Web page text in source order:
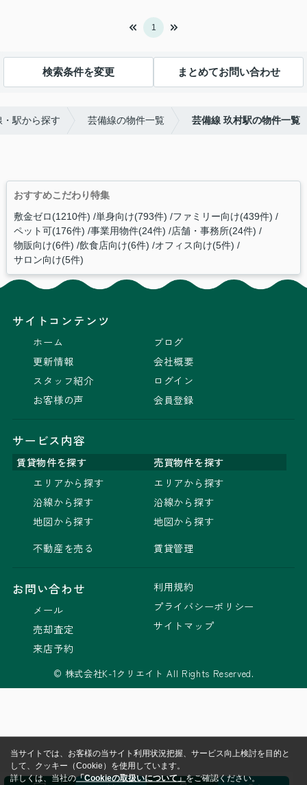
1
検索条件を変更 まとめてお問い合わせ
・駅から探す 芸備線の物件一覧 芸備線 玖村駅の物件一覧
おすすめこだわり特集
敷金ゼロ(1210件) 単身向け(793件) ファミリー向け(439件)
ペット可(176件) 事業用物件(24件) 店舗・事務所(24件)
物販向け(6件) 飲食店向け(6件) オフィス向け(5件)
サロン向け(5件)
サイトコンテンツ
ホーム
更新情報
スタッフ紹介
お客様の声
ブログ
会社概要
ログイン
会員登録
サービス内容
賃貸物件を探す
売買物件を探す
エリアから探す
沿線から探す
地図から探す
不動産を売る
エリアから探す
沿線から探す
地図から探す
賃貸管理
お問い合わせ
メール
売却査定
来店予約
利用規約
プライバシーポリシー
サイトマップ
© 株式会社K-1クリエイト All Rights Reserved.
当サイトでは、お客様の当サイト利用状況把握、サービス向上検討を目的と
して、クッキー（Cookie）を使用しています。
詳しくは、当社の「Cookieの取扱いについて」をご確認ください。